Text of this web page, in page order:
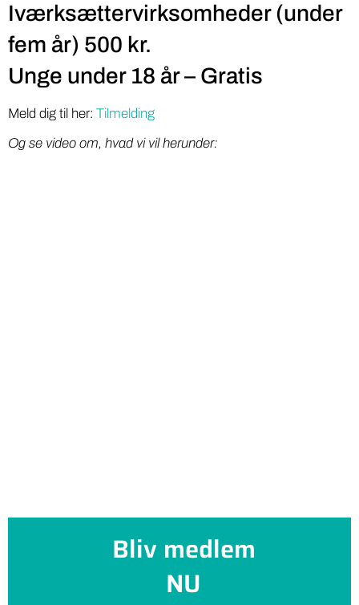
Iværksættervirksomheder (under
fem år) 500 kr.
Unge under 18 år – Gratis
Meld dig til her: Tilmelding
Og se video om, hvad vi vil herunder:
Bliv medlem
NU